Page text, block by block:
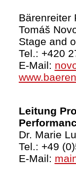
Bärenreiter
Tomáš
Stage and
Tel.: +420
E-Mail:
Leitung
Dr. Marie
Tel.: +49
E-Mail: